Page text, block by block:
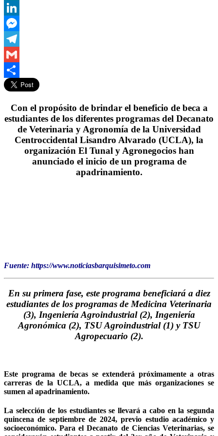
WhatsApp
LinkedIn
Messenger
Telegram
Gmail
Compartir
Con el propósito de brindar el beneficio de beca a
estudiantes de los diferentes programas del Decanato
de Veterinaria y Agronomía de la Universidad
Centroccidental Lisandro Alvarado (UCLA), la
organización El Tunal y Agronegocios han
anunciado el inicio de un programa de
apadrinamiento.
Fuente: https://www.noticiasbarquisimeto.com
En su primera fase, este programa beneficiará a diez
estudiantes de los programas de Medicina Veterinaria
(3), Ingeniería Agroindustrial (2), Ingeniería
Agronómica (2), TSU Agroindustrial (1) y TSU
Agropecuario (2).
Este programa de becas se extenderá próximamente a otras
carreras de la UCLA, a medida que más organizaciones se
sumen al apadrinamiento.
La selección de los estudiantes se llevará a cabo en la segunda
quincena de septiembre de 2024, previo estudio académico y
socioeconómico. Para el Decanato de Ciencias Veterinarias, se